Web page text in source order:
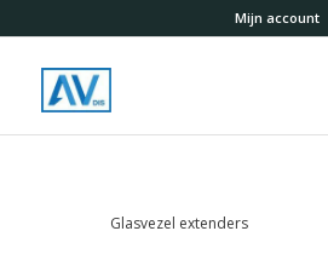
Mijn account
Glasvezel extenders